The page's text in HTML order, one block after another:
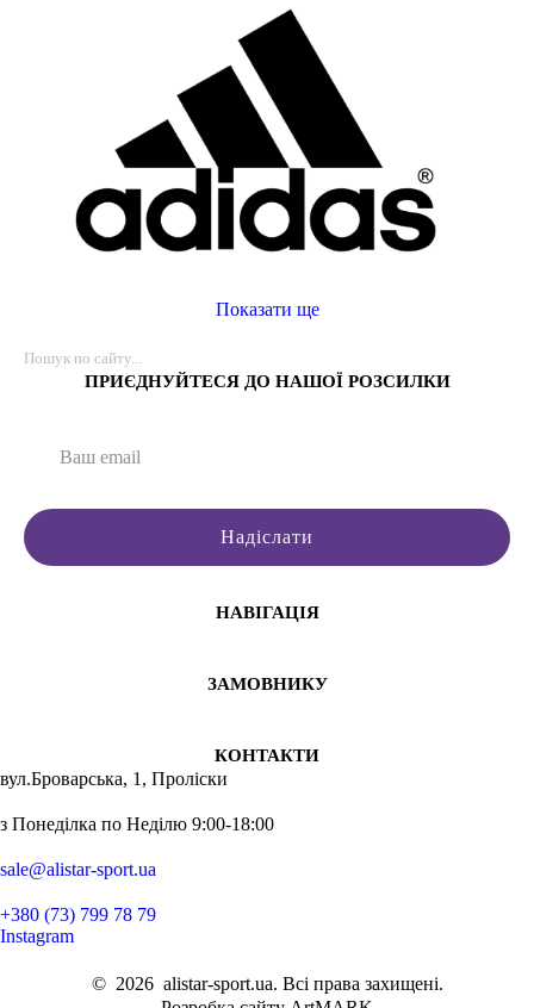
Показати ще
ПРИЄДНУЙТЕСЯ ДО НАШОЇ РОЗСИЛКИ
Надіслати
НАВІГАЦІЯ
ЗАМОВНИКУ
КОНТАКТИ
вул.Броварська, 1, Проліски
з Понеділка по Неділю 9:00-18:00
sale@alistar-sport.ua
+380 (73) 799 78 79
Instagram
© 2026alistar-sport.ua. Всі права захищені.